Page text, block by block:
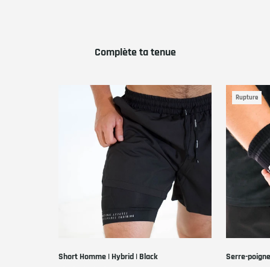
Complète ta tenue
Short Homme | Hybrid | Black
Rupture
Serre-